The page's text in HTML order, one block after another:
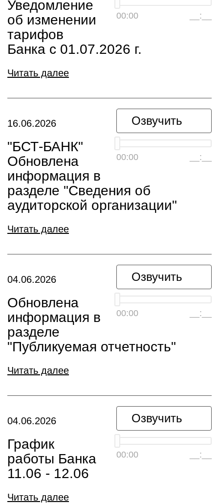
00:00 __:__
Уведомление
об изменении
тарифов
Банка с 01.07.2026 г.
Читать далее
Озвучить
00:00 __:__
16.06.2026
"БСТ-БАНК"
Обновлена
информация в
разделе "Сведения об
аудиторской организации"
Читать далее
Озвучить
00:00 __:__
04.06.2026
Обновлена
информация в
разделе
"Публикуемая отчетность"
Читать далее
Озвучить
00:00 __:__
04.06.2026
График
работы Банка
11.06 - 12.06
Читать далее